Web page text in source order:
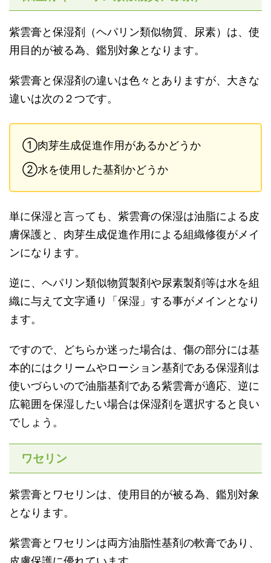
紫雲膏と保湿剤（ヘパリン類似物質、尿素）は、使
用目的が被る為、鑑別対象となります。
紫雲膏と保湿剤の違いは色々とありますが、大きな
違いは次の２つです。
①肉芽生成促進作用があるかどうか
②水を使用した基剤かどうか
単に保湿と言っても、紫雲膏の保湿は油脂による皮
膚保護と、肉芽生成促進作用による組織修復がメイ
ンになります。
逆に、ヘパリン類似物質製剤や尿素製剤等は水を組
織に与えて文字通り「保湿」する事がメインとなり
ます。
ですので、どちらか迷った場合は、傷の部分には基
本的にはクリームやローション基剤である保湿剤は
使いづらいので油脂基剤である紫雲膏が適応、逆に
広範囲を保湿したい場合は保湿剤を選択すると良い
でしょう。
ワセリン
紫雲膏とワセリンは、使用目的が被る為、鑑別対象
となります。
紫雲膏とワセリンは両方油脂性基剤の軟膏であり、